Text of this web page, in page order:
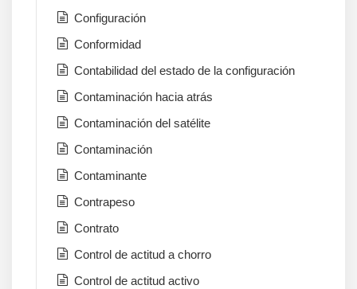
Configuración
Conformidad
Contabilidad del estado de la configuración
Contaminación hacia atrás
Contaminación del satélite
Contaminación
Contaminante
Contrapeso
Contrato
Control de actitud a chorro
Control de actitud activo